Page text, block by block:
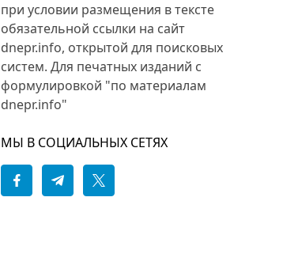
при условии размещения в тексте
обязательной ссылки на сайт
dnepr.info, открытой для поисковых
систем. Для печатных изданий с
формулировкой "по материалам
dnepr.info"
МЫ В СОЦИАЛЬНЫХ СЕТЯХ